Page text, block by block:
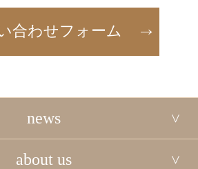
合わせフォーム
news
about us